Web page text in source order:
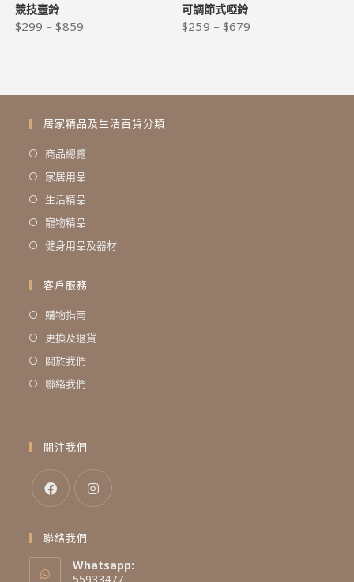
競技壺鈴
$299 –$859
可調節式啞鈴
$259 – $679
居家精品及生活百貨分類
商品總覽
家居用品
生活精品
寵物精品
健身用品及器材
客戶服務
購物指南
更換及退貨
關於我們
聯絡我們
關注我們
聯絡我們
Whatsapp:
55933477